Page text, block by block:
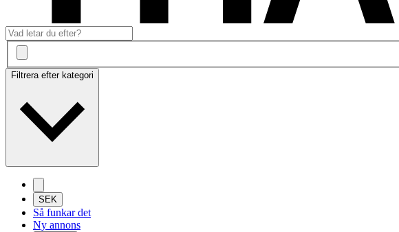
Filtrera efter kategori
SEK
Så funkar det
Ny annons